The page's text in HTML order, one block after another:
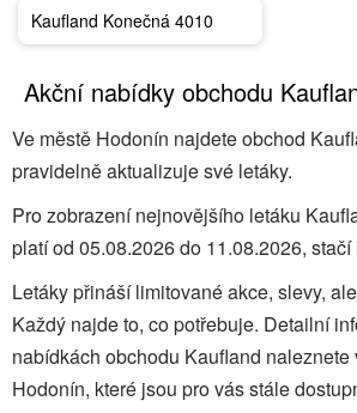
Kaufland Konečná 4010
Akční nabídky obchodu
Ve městě Hodonín najdete obchod
pravidelně aktualizuje své letáky.
Pro zobrazení nejnovějšího letáku
platí od 05.08.2026 do 11.08.2026,
Letáky přináší limitované akce, slevy,
Každý najde to, co potřebuje. Detailní
nabídkách obchodu Kaufland
Hodonín, které jsou pro vás stále